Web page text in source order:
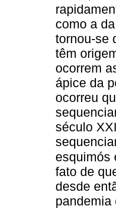
como a
tornou-se
têm
ocorrem
ápice da
ocorreu
século
esquimós
fato de
desde
pandemia